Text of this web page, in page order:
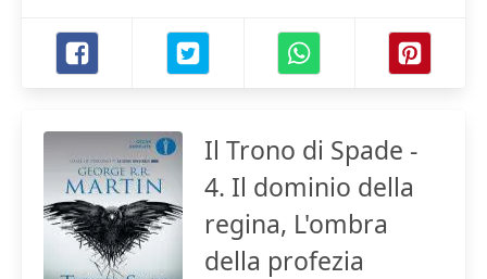
Il Trono di Spade -
4. Il dominio della
regina, L'ombra
della profezia